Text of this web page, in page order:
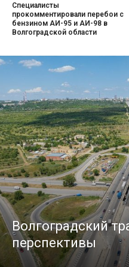
Специалисты
прокомментировали перебои с
бензином АИ-95 и АИ-98 в
Волгоградской области
Волгоградский
перспективы